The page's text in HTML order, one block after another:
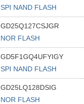
SPI NAND FLASH
GD25Q127CSJGR
NOR FLASH
GD5F1GQ4UFYIGY
SPI NAND FLASH
GD25LQ128DSIG
NOR FLASH